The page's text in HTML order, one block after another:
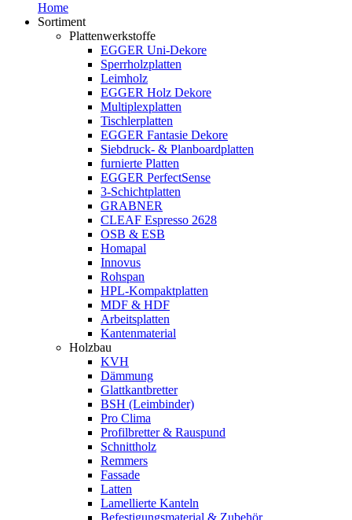
Home
Sortiment
Plattenwerkstoffe
EGGER Uni-Dekore
Sperrholzplatten
Leimholz
EGGER Holz Dekore
Multiplexplatten
Tischlerplatten
EGGER Fantasie Dekore
Siebdruck- & Planboardplatten
furnierte Platten
EGGER PerfectSense
3-Schichtplatten
GRABNER
CLEAF Espresso 2628
OSB & ESB
Homapal
Innovus
Rohspan
HPL-Kompaktplatten
MDF & HDF
Arbeitsplatten
Kantenmaterial
Holzbau
KVH
Dämmung
Glattkantbretter
BSH (Leimbinder)
Pro Clima
Profilbretter & Rauspund
Schnittholz
Remmers
Fassade
Latten
Lamellierte Kanteln